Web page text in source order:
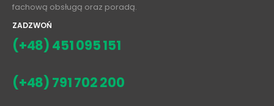
fachową obsługą oraz poradą.
ZADZWOŃ
(+48) 451 095 151
(+48) 791 702 200